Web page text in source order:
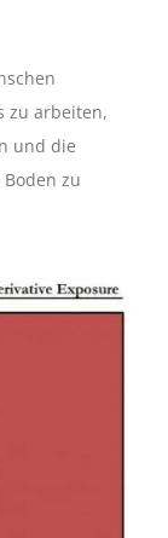
zu arbeiten,
und die
zu